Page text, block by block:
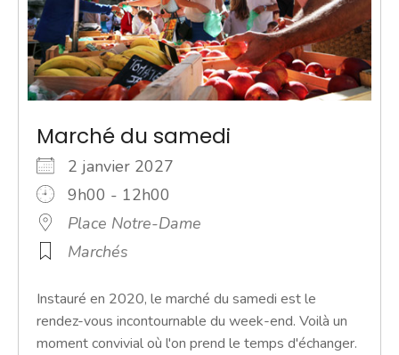
Marché du samedi
2 janvier 2027
9h00 - 12h00
Place Notre-Dame
Marchés
Instauré en 2020, le marché du samedi est le
rendez-vous incontournable du week-end. Voilà un
moment convivial où l'on prend le temps d'échanger.